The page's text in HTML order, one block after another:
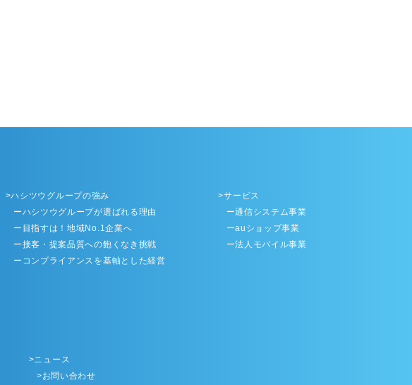
ハシツウグループの強み
ーハシツウグループが選ばれる理由
ー目指すは！地域No.1企業へ
ー接客・提案品質への飽くなき挑戦
ーコンプライアンスを基軸とした経営
サービス
ー通信システム事業
ーauショップ事業
ー法人モバイル事業
ニュース
お問い合わせ